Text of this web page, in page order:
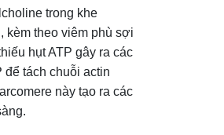
trong khe
kèm theo viêm phù sợi
hụt ATP gây ra các
tách chuỗi actin
này tạo ra các